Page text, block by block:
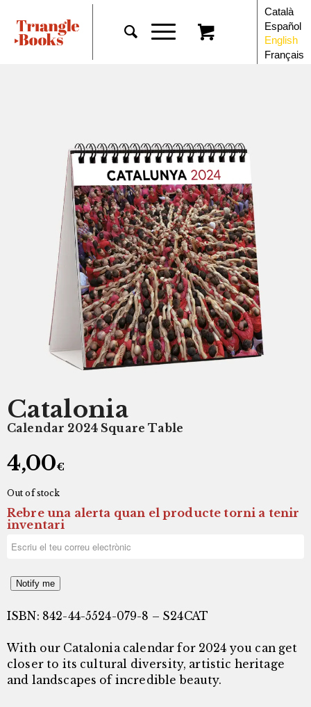
Català
Español
English
Français
Catalonia
Calendar 2024 Square Table
4,00€
Out of stock
Rebre una alerta quan el producte torni a tenir
inventari
Notify me
ISBN: 842-44-5524-079-8 – S24CAT
With our Catalonia calendar for 2024 you can get
closer to its cultural diversity, artistic heritage
and landscapes of incredible beauty.